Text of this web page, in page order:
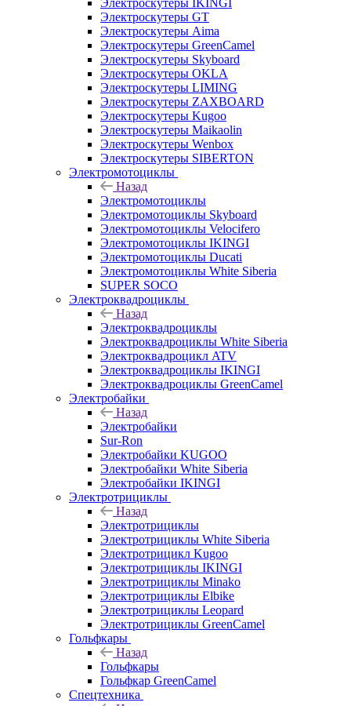
Электроскутеры IKINGI
Электроскутеры GT
Электроскутеры Aima
Электроскутеры GreenCamel
Электроскутеры Skyboard
Электроскутеры OKLA
Электроскутеры LIMING
Электроскутеры ZAXBOARD
Электроскутеры Kugoo
Электроскутеры Maikaolin
Электроскутеры Wenbox
Электроскутеры SIBERTON
Электромотоциклы
Назад
Электромотоциклы
Электромотоциклы Skyboard
Электромотоциклы Velocifero
Электромотоциклы IKINGI
Электромотоциклы Ducati
Электромотоциклы White Siberia
SUPER SOCO
Электроквадроциклы
Назад
Электроквадроциклы
Электроквадроциклы White Siberia
Электроквадроцикл ATV
Электроквадроциклы IKINGI
Электроквадроциклы GreenCamel
Электробайки
Назад
Электробайки
Sur-Ron
Электробайки KUGOO
Электробайки White Siberia
Электробайки IKINGI
Электротрициклы
Назад
Электротрициклы
Электротрициклы White Siberia
Электротрицикл Kugoo
Электротрициклы IKINGI
Электротрициклы Minako
Электротрициклы Elbike
Электротрициклы Leopard
Электротрициклы GreenCamel
Гольфкары
Назад
Гольфкары
Гольфкар GreenCamel
Спецтехника